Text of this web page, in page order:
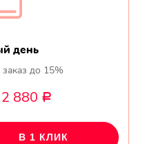
день
до 15%
2 880 Р
В 1 КЛИК